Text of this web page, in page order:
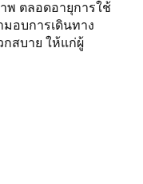
พ ตลอดอายุการใช้
อบการเดินทาง
สบาย ให้แก่ผู้